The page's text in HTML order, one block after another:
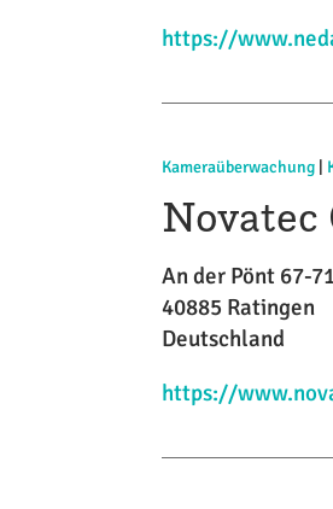
https://
Kameraüberwachung
Novatec
An der Pönt 67-
40885 Ratingen
Deutschland
https://